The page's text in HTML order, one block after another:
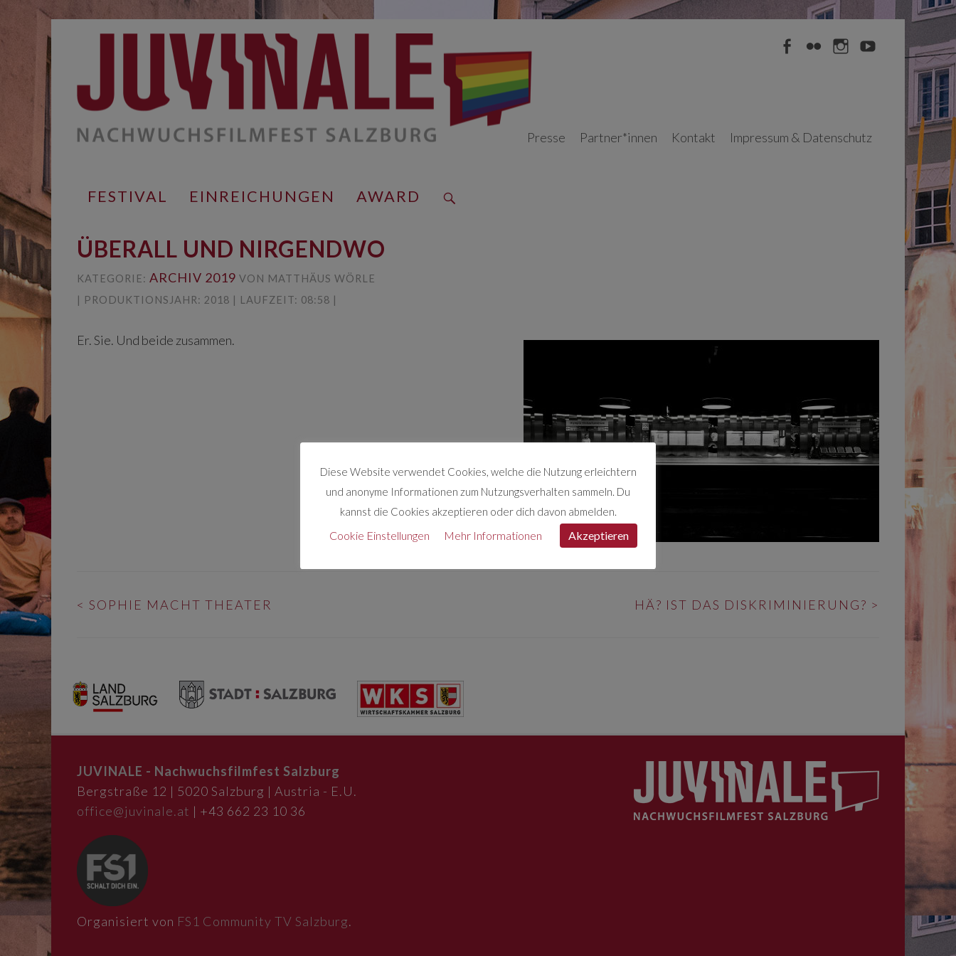
Inhalt
YouTube
Presse Partner*innen Kontakt Impressum & Datenschutz
FESTIVAL EINREICHUNGEN AWARD
ÜBERALL UND NIRGENDWO
KATEGORIE: ARCHIV 2019 VON MATTHÄUS WÖRLE
| PRODUKTIONSJAHR: 2018 | LAUFZEIT: 08:58 |
Er. Sie. Und beide zusammen.
< SOPHIE MACHT THEATER HÄ? IST DAS DISKRIMINIERUNG? >
JUVINALE - Nachwuchsfilmfest Salzburg
Bergstraße 12 | 5020 Salzburg | Austria - E.U.
office@juvinale.at | +43 662 23 10 36
Organisiert von FS1 Community TV Salzburg.
Diese Website verwendet Cookies, welche die Nutzung erleichtern
und anonyme Informationen zum Nutzungsverhalten sammeln. Du
kannst die Cookies akzeptieren oder dich davon abmelden.
Cookie Einstellungen Mehr Informationen Akzeptieren